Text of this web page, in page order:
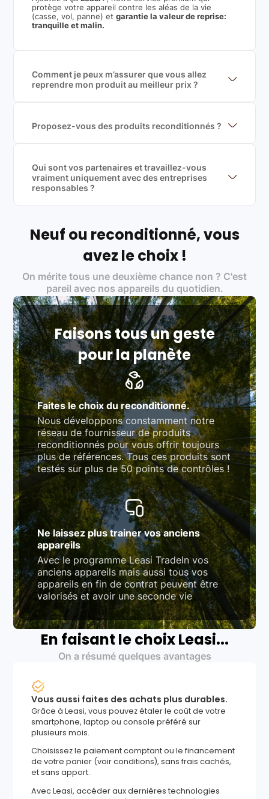
protège votre appareil contre les aléas de la vie
(casse, vol, panne) etgarantie la valeur de reprise:
tranquille et malin.
Comment je peux m’assurer que vous allez
reprendre mon produit au meilleur prix ?
garantir le meilleur prix de rachat. De plus, nous
sommes rémunéré à la commission sur la valeur de
Proposez-vous des produits reconditionnés ?
produits officiels de grandes marques et du
reconditionné de haute qualité
Qui sont vos partenaires et travaillez-vous
vraiment uniquement avec des entreprises
responsables ?
Labels environnementaux & qualité de nos partenaires
traitement des déchets électroniques (DEEE)
Produits testés et vérifiés selon des standards
rigoureux (80 à 100 points de contrôle en
fonction des produits)
Respect des normes RAEE, RoHS, et du
référentiel QualiRepar (bonus réparation)
Neuf ou reconditionné, vous
avez le choix !
On mérite tous une deuxième chance non ? C'est
pareil avec nos appareils du quotidien.
Faisons tous un geste
pour la planète
Faites le choix du reconditionné.
Nous développons constamment notre
réseau de fournisseur de produits
reconditionnés pour vous offrir toujours
plus de références. Tous ces produits sont
testés sur plus de 50 points de contrôles !
Ne laissez plus trainer vos anciens
appareils
Avec le programme Leasi TradeIn vos
anciens appareils mais aussi tous vos
appareils en fin de contrat peuvent être
valorisés et avoir une seconde vie
En faisant le choix Leasi...
On a résumé quelques avantages
Vous aussi faites des achats plus durables.
Grâce à Leasi, vous pouvez étaler le coût de votre
smartphone, laptop ou console préféré sur
plusieurs mois.
Choisissez le paiement comptant ou le financement
de votre panier (voir conditions), sans frais cachés,
et sans apport.
Avec Leasi, accéder aux dernières technologies